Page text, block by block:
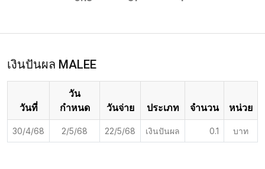
เงินปันผล MALEE
วันที่
วัน
กำหนด
วันจ่าย ประเภท จำนวน หน่วย
30/4/68 2/5/68 22/5/68 เงินปันผล 0.1 บาท